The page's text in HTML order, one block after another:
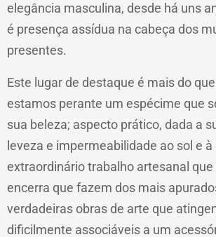
elegância masculina, desde há uns
é presença assídua na cabeça dos
presentes.
Este lugar de destaque é mais do
estamos perante um espécime que
sua beleza; aspecto prático, dada a
leveza e impermeabilidade ao sol e
extraordinário trabalho artesanal
encerra que fazem dos mais
verdadeiras obras de arte que
dificilmente associáveis a um